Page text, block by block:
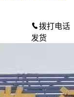
拨打电话
发货